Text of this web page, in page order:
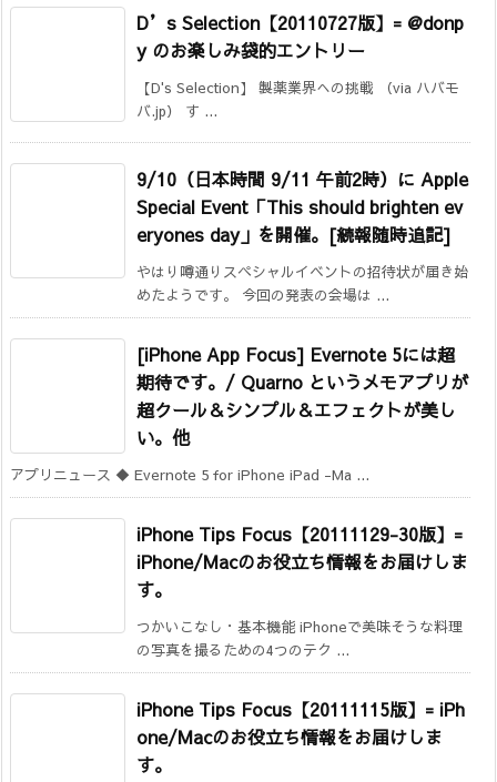
D’s Selection【20110727版】= @donp
y のお楽しみ袋的エントリー
【D's Selection】 製薬業界への挑戦 （via ハバモ
バ.jp） す ...
9/10（日本時間 9/11 午前2時）に Apple
Special Event「This should brighten ev
eryones day」を開催。[続報随時追記]
やはり噂通りスペシャルイベントの招待状が届き始
めたようです。 今回の発表の会場は ...
[iPhone App Focus] Evernote 5には超
期待です。/ Quarno というメモアプリが
超クール＆シンプル＆エフェクトが美し
い。他
アプリニュース ◆ Evernote 5 for iPhone iPad -Ma ...
iPhone Tips Focus【20111129-30版】=
iPhone/Macのお役立ち情報をお届けしま
す。
つかいこなし・基本機能 iPhoneで美味そうな料理
の写真を撮るための4つのテク ...
iPhone Tips Focus【20111115版】= iPh
one/Macのお役立ち情報をお届けしま
す。